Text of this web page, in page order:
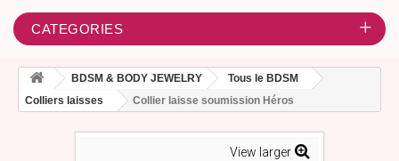
CATEGORIES
BDSM & BODY JEWELRY
Tous le BDSM
Colliers laisses
Collier laisse soumission Héros
View larger